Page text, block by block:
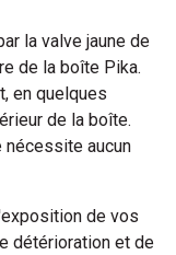
la valve jaune de
de la boîte Pika.
en quelques
de la boîte.
aucun
de vos
détérioration et de